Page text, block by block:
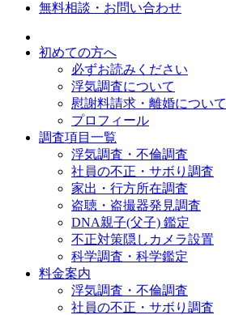
無料相談・お問い合わせ
初めての方へ
必ずお読みください
浮気調査について
慰謝料請求・離婚について
プロフィール
調査項目一覧
浮気調査・不倫調査
社員の不正・サボり調査
家出・行方所在調査
盗聴・盗撮器発見調査
DNA親子(父子) 鑑定
不正対策隠しカメラ設置
科学調査・科学鑑定
料金案内
浮気調査・不倫調査
社員の不正・サボり調査